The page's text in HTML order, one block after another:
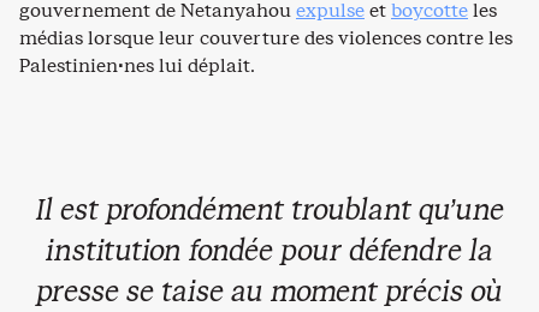
gouvernement de Netanyahouexpulseetboycotteles
médias lorsque leur couverture des violences contre les
Palestinien·nes lui déplait.
Il est profondément troublant qu’une
institution fondée pour défendre la
presse se taise au moment précis où